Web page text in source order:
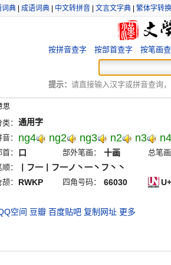
词典| 成语词典| 中文转拼音| 文言文字典| 繁体字转换
按拼音查字 按部首查字 按笔画
提示： 请直接输入汉字或拼音查询，
思
： 通用字
： ng4 ng2 ng3 n2 n3 n4
： 口 部外笔画： 十画 总笔画
： 丨フ一丨フ一ノ丶一丶フ丶丶
： RWKP 四角号码： 66030
空间 豆瓣 百度贴吧 复制网址 更多